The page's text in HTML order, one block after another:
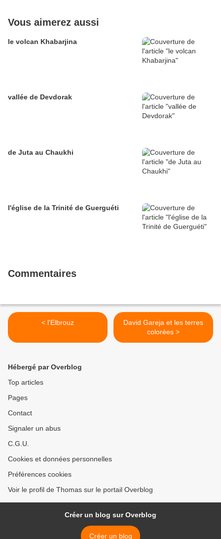
Vous aimerez aussi
le volcan Khabarjina
vallée de Devdorak
de Juta au Chaukhi
l'église de la Trinité de Guerguéti
Commentaires
< l'Elbrouz
David Gareja et les terres
colorées >
Hébergé par Overblog
Top articles
Pages
Contact
Signaler un abus
C.G.U.
Cookies et données personnelles
Préférences cookies
Voir le profil de Thomas sur le portail Overblog
Créer un blog sur Overblog
Créer un blog